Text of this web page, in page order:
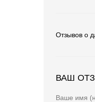
Отзывов о
ВАШ
Ваше имя